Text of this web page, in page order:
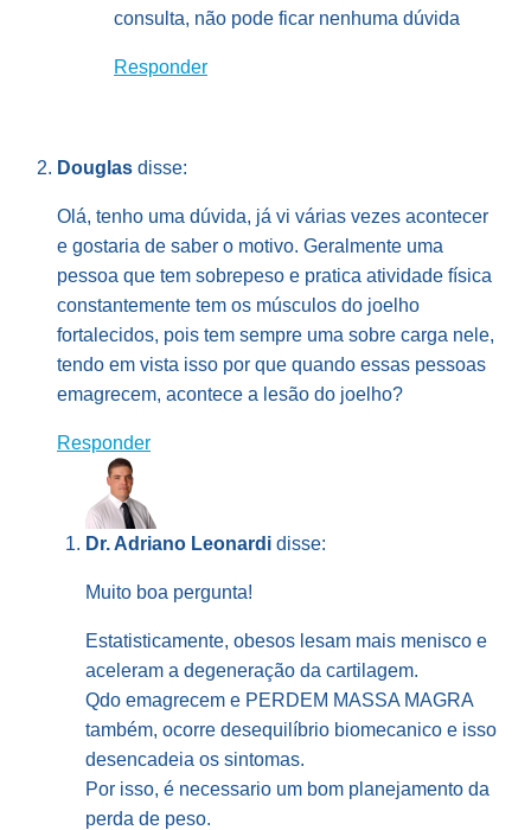
consulta, não pode ficar nenhuma dúvida
Responder
Douglas disse:
Olá, tenho uma dúvida, já vi várias vezes acontecer
e gostaria de saber o motivo. Geralmente uma
pessoa que tem sobrepeso e pratica atividade física
constantemente tem os músculos do joelho
fortalecidos, pois tem sempre uma sobre carga nele,
tendo em vista isso por que quando essas pessoas
emagrecem, acontece a lesão do joelho?
Responder
Dr. Adriano Leonardi disse:
Muito boa pergunta!
Estatisticamente, obesos lesam mais menisco e
aceleram a degeneração da cartilagem.
Qdo emagrecem e PERDEM MASSA MAGRA
também, ocorre desequilíbrio biomecanico e isso
desencadeia os sintomas.
Por isso, é necessario um bom planejamento da
perda de peso.